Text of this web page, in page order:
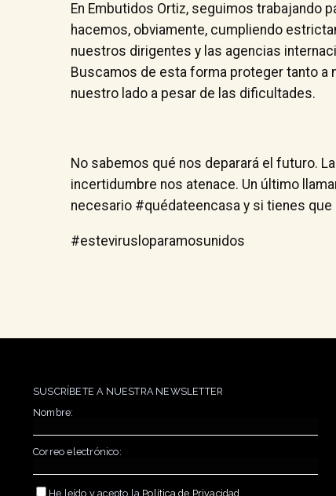
En Embutidos Ortiz, seguimos
hacemos, obviamente, cumpliendo
nuestros dirigentes y las agencias
Buscamos de esta forma proteger tanto a
nuestro lado a pesar de las dificultades.
No sabemos qué nos deparará el futuro.
incertidumbre nos atenace. Un último
necesario #quédateencasa y si tienes
#estevirusloparamosunidos
SUSCRÍBETE A NUESTRA NEWSLETTER
Nombre:
Correo electrónico:
He leído y acepto la Política de Privacidad